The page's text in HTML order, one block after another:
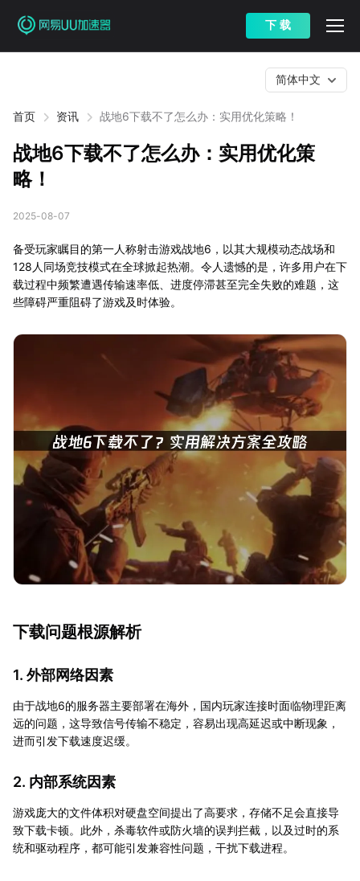
下 载
首页 资讯 战地6下载不了怎么办：实用优化策略！
简体中文
战地6下载不了怎么办：实用优化策
略！
2025-08-07
备受玩家瞩目的第一人称射击游戏战地6，以其大规模动态战场和
128人同场竞技模式在全球掀起热潮。令人遗憾的是，许多用户在下
载过程中频繁遭遇传输速率低、进度停滞甚至完全失败的难题，这
些障碍严重阻碍了游戏及时体验。
下载问题根源解析
1. 外部网络因素
由于战地6的服务器主要部署在海外，国内玩家连接时面临物理距离
远的问题，这导致信号传输不稳定，容易出现高延迟或中断现象，
进而引发下载速度迟缓。
2. 内部系统因素
游戏庞大的文件体积对硬盘空间提出了高要求，存储不足会直接导
致下载卡顿。此外，杀毒软件或防火墙的误判拦截，以及过时的系
统和驱动程序，都可能引发兼容性问题，干扰下载进程。